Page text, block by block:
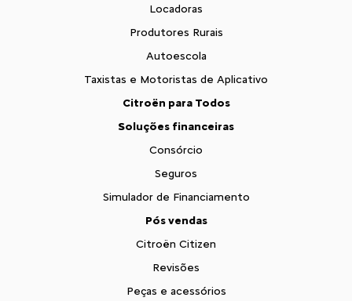
Locadoras
Produtores Rurais
Autoescola
Taxistas e Motoristas de Aplicativo
Citroën para Todos
Soluções financeiras
Consórcio
Seguros
Simulador de Financiamento
Pós vendas
Citroën Citizen
Revisões
Peças e acessórios